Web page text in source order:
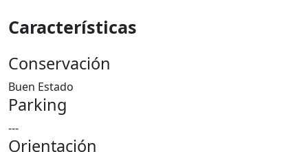
Características
Conservación
Buen Estado
Parking
---
Orientación